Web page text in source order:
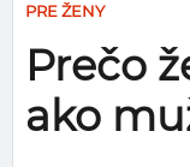
PRE ŽENY
Prečo
ako